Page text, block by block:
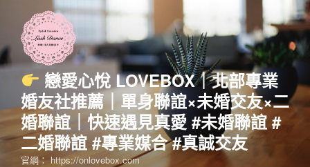
要
戀愛心悅 LOVEBOX｜北部專業
婚友社推薦｜單身聯誼×未婚交友×二
婚聯誼｜快速遇見真愛 #未婚聯誼 #
二婚聯誼 #專業媒合 #真誠交友
官網： https://onlovebox.com